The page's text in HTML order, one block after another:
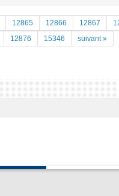
12865 12866 12867
12876 15346 suivant »